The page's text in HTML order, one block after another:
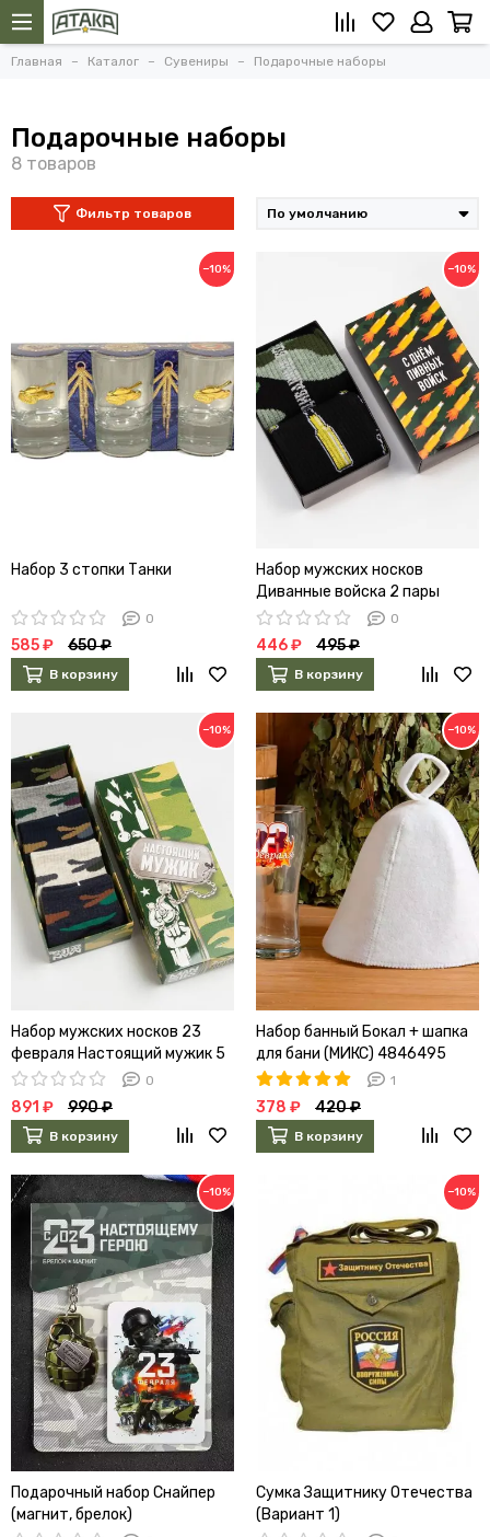
Главная Каталог Сувениры Подарочные наборы
Подарочные наборы
Фильтр товаров
−10%
Набор 3 стопки Танки
0
585 ₽ 650 ₽
В корзину
−10%
Набор мужских носков
Диванные войска 2 пары
0
446 ₽ 495 ₽
В корзину
−10%
Набор мужских носков 23
февраля Настоящий мужик 5
пар
0
891 ₽ 990 ₽
В корзину
−10%
Набор банный Бокал + шапка
для бани (МИКС) 4846495
1
378 ₽ 420 ₽
В корзину
−10%
Подарочный набор Снайпер
(магнит, брелок)
−10%
Сумка Защитнику Отечества
(Вариант 1)